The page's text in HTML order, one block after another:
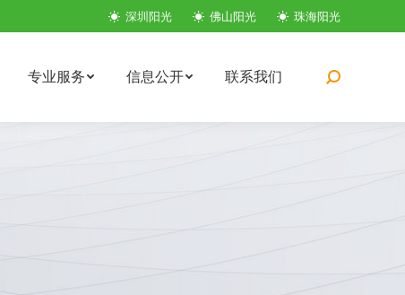
深圳阳光 佛山阳光 珠海阳光
专业服务 信息公开 联系我们
搜